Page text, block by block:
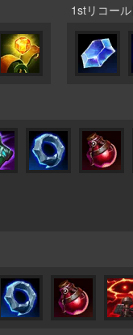
1stリコー